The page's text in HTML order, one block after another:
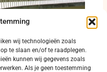
wij technologieën zoals
te slaan en/of te raadplegen.
kunnen wij gegevens zoals
Als je geen toestemming
in